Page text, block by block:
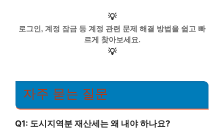
💡
로그인, 계정 잠금 등 계정 관련 문제 해결 방법을 쉽고 빠
르게 찾아보세요.
💡
자주 묻는 질문
Q1: 도시지역분 재산세는 왜 내야 하나요?